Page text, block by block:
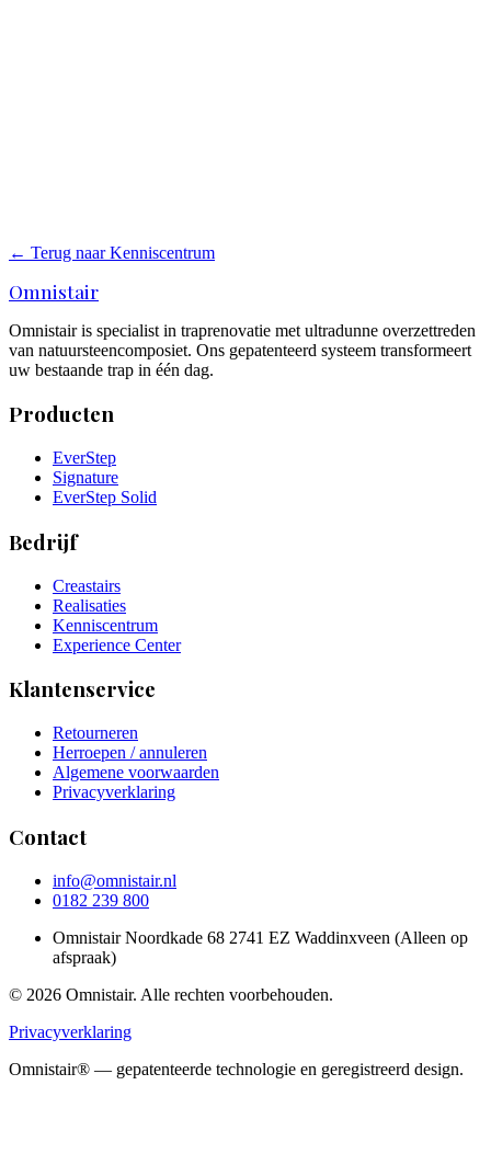
← Terug naar Kenniscentrum
Omnistair
Omnistair is specialist in traprenovatie met ultradunne overzettreden
van natuursteencomposiet. Ons gepatenteerd systeem transformeert
uw bestaande trap in één dag.
Producten
EverStep
Signature
EverStep Solid
Bedrijf
Creastairs
Realisaties
Kenniscentrum
Experience Center
Klantenservice
Retourneren
Herroepen / annuleren
Algemene voorwaarden
Privacyverklaring
Contact
info@omnistair.nl
0182 239 800
Omnistair Noordkade 68 2741 EZ Waddinxveen (Alleen op
afspraak)
© 2026 Omnistair. Alle rechten voorbehouden.
Privacyverklaring
Omnistair® — gepatenteerde technologie en geregistreerd design.